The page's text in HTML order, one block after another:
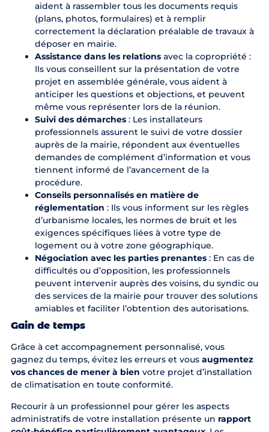
aident à rassembler tous les documents requis
(plans, photos, formulaires) et à remplir
correctement la déclaration préalable de travaux à
déposer en mairie.
Assistance dans les relationsavec la copropriété :
Ils vous conseillent sur la présentation de votre
projet en assemblée générale, vous aident à
anticiper les questions et objections, et peuvent
même vous représenter lors de la réunion.
Suivi des démarches: Les installateurs
professionnels assurent le suivi de votre dossier
auprès de la mairie, répondent aux éventuelles
demandes de complément d’information et vous
tiennent informé de l’avancement de la
procédure.
Conseils personnalisés en matière de
réglementation : Ils vous informent sur les règles
d’urbanisme locales, les normes de bruit et les
exigences spécifiques liées à votre type de
logement ou à votre zone géographique.
Négociation avec les parties prenantes: En cas de
difficultés ou d’opposition, les professionnels
peuvent intervenir auprès des voisins, du syndic ou
des services de la mairie pour trouver des solutions
amiables et faciliter l’obtention des autorisations.
Gain de temps
Grâce à cet accompagnement personnalisé, vous
gagnez du temps, évitez les erreurs et vous augmentez
vos chances de mener à bien votre projet d’installation
de climatisation en toute conformité.
Recourir à un professionnel pour gérer les aspects
administratifs de votre installation présente un rapport